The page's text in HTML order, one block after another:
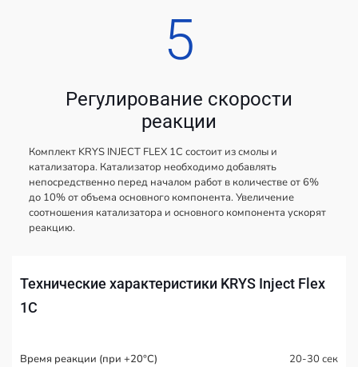
5
Регулирование скорости
реакции
Комплект KRYS INJECT FLEX 1C состоит из смолы и
катализатора. Катализатор необходимо добавлять
непосредственно перед началом работ в количестве от 6%
до 10% от объема основного компонента. Увеличение
соотношения катализатора и основного компонента ускорят
реакцию.
Технические характеристики KRYS Inject Flex
1C
Время реакции (при +20°С) 20-30 сек